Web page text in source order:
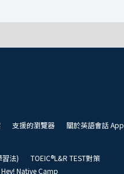
支援的瀏覽器 關於英語會話 App
法)
TOEIC®L&R TEST對策
Hey! Native Camp